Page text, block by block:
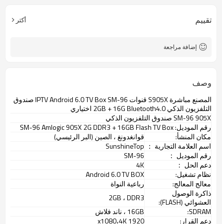
موعد التسليم
تقييم أكثر
إضافة مراجعة
وصف
المصنع مباشرة S905X قنوات IPTV Android 6.0 TV Box SM-96 صندوق
التلفزيون الذكي2GB + 16G Bluetooth4.0 اختياري
SM-96 905X صندوق التلفزيون الذكي
رقم الموديل: SM-96 Amlogic 905X 2G DDR3 + 16GB Flash TV Box
مكان المنشأ:
قوانغدونغ ، الصين (البر الرئيسي)
اسم العلامة التجارية ：
SunshineTop
رقم الموديل ：
SM-96
دعم الحل ：
4K
نظام تشغيل:
Android 6.0 TV BOX
معالج المعالج:
رباعية النواة
ذاكرة الوصول
العشوائي (FLASH):
2GB ، DDR3
SDRAM:
16GB ، ناند فلاش
دعم القرار:
1920 x1080،4K